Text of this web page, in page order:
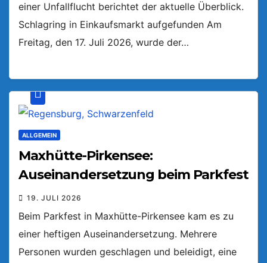
einer Unfallflucht berichtet der aktuelle Überblick.
Schlagring in Einkaufsmarkt aufgefunden Am
Freitag, den 17. Juli 2026, wurde der…
ALLGEMEIN
Maxhütte-Pirkensee:
Auseinandersetzung beim Parkfest
19. JULI 2026
Beim Parkfest in Maxhütte-Pirkensee kam es zu
einer heftigen Auseinandersetzung. Mehrere
Personen wurden geschlagen und beleidigt, eine